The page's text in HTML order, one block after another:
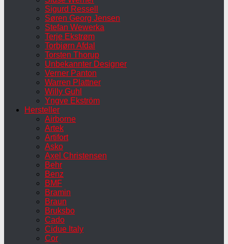
Sigurd Ressell
Søren Georg Jensen
Stefan Wewerka
Terje Ekstrøm
Torbjørn Afdal
Torsten Thorup
Unbekannter Designer
Verner Panton
Warren Plattner
Willy Guhl
Yngve Ekström
Hersteller
Airborne
Artek
Artifort
Asko
Axel Christensen
Behr
Benz
BMF
Bramin
Braun
Bruksbo
Cado
Cidue Italy
Cor